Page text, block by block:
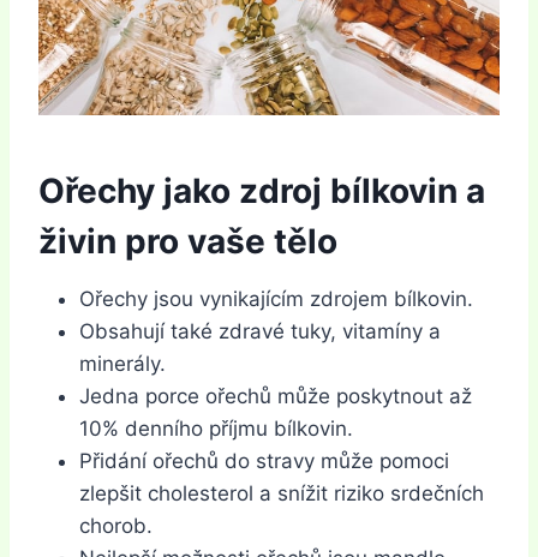
Ořechy jako zdroj bílkovin a
živin pro vaše tělo
Ořechy jsou vynikajícím zdrojem bílkovin.
Obsahují také zdravé tuky, vitamíny a
minerály.
Jedna porce ořechů může poskytnout až
10% denního příjmu bílkovin.
Přidání ořechů do stravy může pomoci
zlepšit cholesterol a snížit riziko srdečních
chorob.